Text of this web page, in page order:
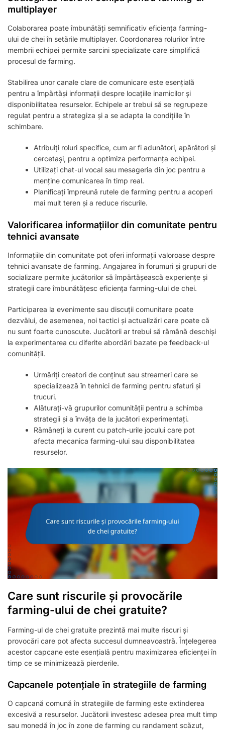
multiplayer
Colaborarea poate îmbunătăți semnificativ eficiența farming-
ului de chei în setările multiplayer. Coordonarea rolurilor între
membrii echipei permite sarcini specializate care simplifică
procesul de farming.
Stabilirea unor canale clare de comunicare este esențială
pentru a împărtăși informații despre locațiile inamicilor și
disponibilitatea resurselor. Echipele ar trebui să se regrupeze
regulat pentru a strategiza și a se adapta la condițiile în
schimbare.
Atribuiți roluri specifice, cum ar fi adunători, apărători și
cercetași, pentru a optimiza performanța echipei.
Utilizați chat-ul vocal sau mesageria din joc pentru a
menține comunicarea în timp real.
Planificați împreună rutele de farming pentru a acoperi
mai mult teren și a reduce riscurile.
Valorificarea informațiilor din comunitate pentru
tehnici avansate
Informațiile din comunitate pot oferi informații valoroase despre
tehnici avansate de farming. Angajarea în forumuri și grupuri de
socializare permite jucătorilor să împărtășească experiențe și
strategii care îmbunătățesc eficiența farming-ului de chei.
Participarea la evenimente sau discuții comunitare poate
dezvălui, de asemenea, noi tactici și actualizări care poate că
nu sunt foarte cunoscute. Jucătorii ar trebui să rămână deschiși
la experimentarea cu diferite abordări bazate pe feedback-ul
comunității.
Urmăriți creatori de conținut sau streameri care se
specializează în tehnici de farming pentru sfaturi și
trucuri.
Alăturați-vă grupurilor comunității pentru a schimba
strategii și a învăța de la jucători experimentați.
Rămâneți la curent cu patch-urile jocului care pot
afecta mecanica farming-ului sau disponibilitatea
resurselor.
Care sunt riscurile și provocările
farming-ului de chei gratuite?
Farming-ul de chei gratuite prezintă mai multe riscuri și
provocări care pot afecta succesul dumneavoastră. Înțelegerea
acestor capcane este esențială pentru maximizarea eficienței în
timp ce se minimizează pierderile.
Capcanele potențiale în strategiile de farming
O capcană comună în strategiile de farming este extinderea
excesivă a resurselor. Jucătorii investesc adesea prea mult timp
sau monedă în joc în zone de farming cu randament scăzut,